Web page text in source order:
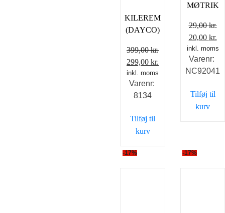
KILEREM
(DAYCO)
399,00kr.
Den
oprindelige
pris
var:
299,00 kr.
aktuelle
inkl. moms
Varenr:
8134
Tilføj til
kurv
MØTRIK
29,00kr.
Den
pris
var:
20,00 kr.
er:
inkl. moms
Varenr:
NC92041
Tilføj til
kurv
-17% -17%